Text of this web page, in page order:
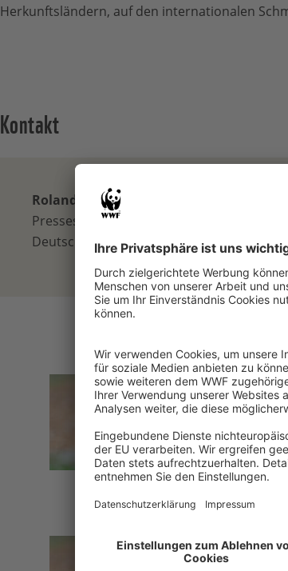
Herkunftsländern, auf den internationalen
Kontakt
Roland Gramling
Pressesprecher für Asien, Artenschutz,
Deutschland, Palmöl, Wasser & Dürre /
Bedrohte Arten
Der Rückgang der
menschliches
Schutz bedrohter
Bedrohte Arten